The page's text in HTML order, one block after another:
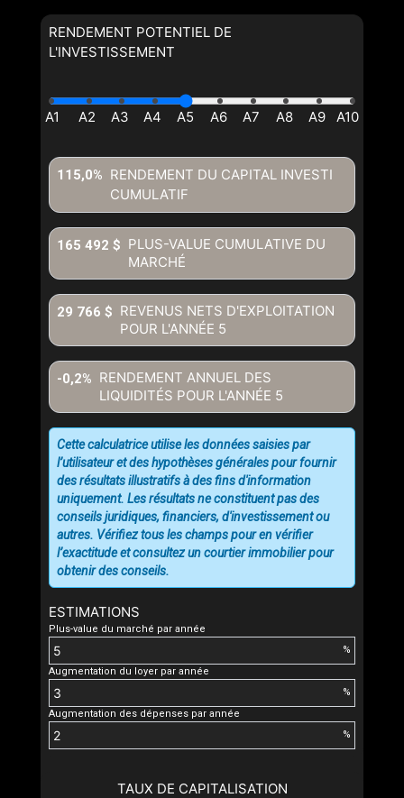
conditions d'utilisation et vous nous fournissez l'autorisation écrite de
communiquer avec vous.
RENDEMENT POTENTIEL DE
L'INVESTISSEMENT
RENDEMENT DU CAPITAL INVESTI
CUMULATIF
115,0%
PLUS-VALUE CUMULATIVE DU
MARCHÉ
165 492 $
REVENUS NETS D'EXPLOITATION
POUR L'ANNÉE 5
29 766 $
RENDEMENT ANNUEL DES
LIQUIDITÉS POUR L'ANNÉE 5
-0,2%
ESTIMATIONS
Plus-value du marché par année
%
Augmentation du loyer par année
%
Augmentation des dépenses par année
%
Cette calculatrice utilise les données saisies par
l’utilisateur et des hypothèses générales pour fournir
des résultats illustratifs à des fins d'information
uniquement. Les résultats ne constituent pas des
conseils juridiques, financiers, d'investissement ou
autres. Vérifiez tous les champs pour en vérifier
l’exactitude et consultez un courtier immobilier pour
obtenir des conseils.
TAUX DE CAPITALISATION